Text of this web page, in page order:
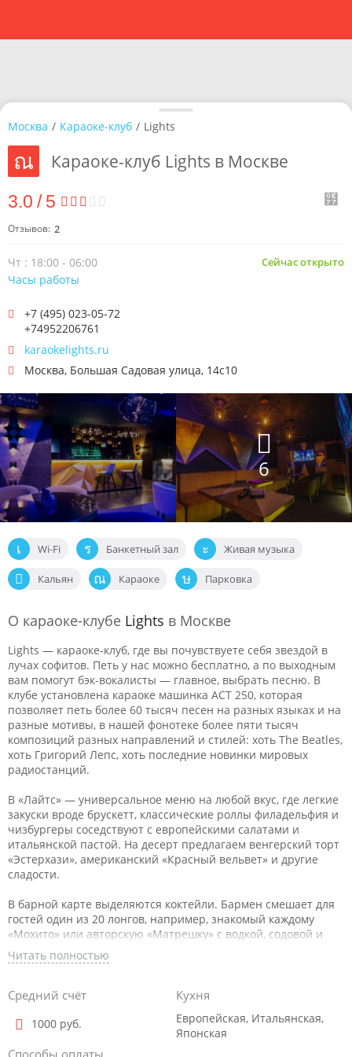
6
Wi-Fi Банкетный зал Живая музыка
Кальян Караоке Парковка
Москва / Караоке-клуб / Lights
Караоке-клуб Lights в Москве
3.0 / 5
Отзывов: 2
+7 (495) 023-05-72
+74952206761
karaokelights.ru
Москва, Большая Садовая улица, 14с10
Сейчас открыто
Чт : 18:00 - 06:00
Часы работы
О караоке-клубе Lights в Москве
Lights — караоке-клуб, где вы почувствуете себя звездой в
лучах софитов. Петь у нас можно бесплатно, а по выходным
вам помогут бэк-вокалисты — главное, выбрать песню. В
клубе установлена караоке машинка АСТ 250, которая
позволяет петь более 60 тысяч песен на разных языках и на
разные мотивы, в нашей фонотеке более пяти тысяч
композиций разных направлений и стилей: хоть The Beatles,
хоть Григорий Лепс, хоть последние новинки мировых
радиостанций.
В «Лайтс» — универсальное меню на любой вкус, где легкие
закуски вроде брускетт, классические роллы филадельфия и
чизбургеры соседствуют с европейскими салатами и
итальянской пастой. На десерт предлагаем венгерский торт
«Эстерхази», американский «Красный вельвет» и другие
сладости.
В барной карте выделяются коктейли. Бармен смешает для
гостей один из 20 лонгов, например, знакомый каждому
«Мохито» или авторскую «Матрешку» с водкой, содовой и
свежими ягодами. Еще одна фишка караоке-клуба —
фруктовые шоты. В их основе — крепкий алкоголь в
Винная карта небольшая, но в ней мы собрали вина и
бургундское и красное сицилийское.
В Lights гости могут разместиться за столиками с большими
Читать полностью
Средний счёт
1000 руб.
Способы оплаты
Кухня
Европейская, Итальянская,
Японская